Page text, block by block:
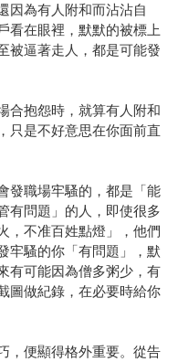
為有人附和而沾沾自
看在眼裡，默默的被標上
被逼著走人，都是可能發
合抱怨時，就算有人附和
只是不好意思在你面前直
發職場牢騷的，都是「能
有問題」的人，即使很多
，不准百姓點燈」，他們
牢騷的你「有問題」，默
有可能因為僧多粥少，有
圖做紀錄，在必要時給你
，便顯得格外重要。從告